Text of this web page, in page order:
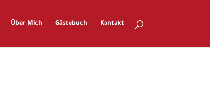
Über Mich Gästebuch Kontakt